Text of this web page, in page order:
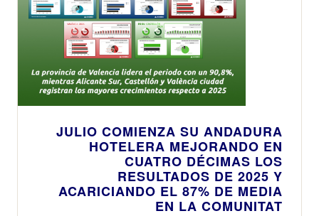
JULIO COMIENZA SU ANDADURA
HOTELERA MEJORANDO EN
CUATRO DÉCIMAS LOS
RESULTADOS DE 2025 Y
ACARICIANDO EL 87% DE MEDIA
EN LA COMUNITAT